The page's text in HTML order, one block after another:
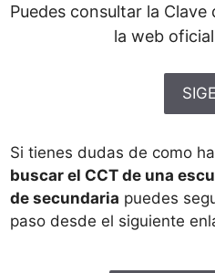
Puedes consultar la
la web
Si tienes dudas de como
buscar el CCT de una
de secundaria puedes
paso desde el siguiente